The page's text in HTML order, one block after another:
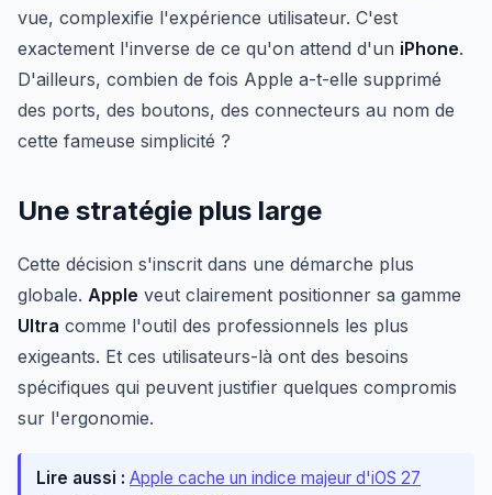
vue, complexifie l'expérience utilisateur. C'est
exactement l'inverse de ce qu'on attend d'un iPhone.
D'ailleurs, combien de fois Apple a-t-elle supprimé
des ports, des boutons, des connecteurs au nom de
cette fameuse simplicité ?
Une stratégie plus large
Cette décision s'inscrit dans une démarche plus
globale. Apple veut clairement positionner sa gamme
Ultra comme l'outil des professionnels les plus
exigeants. Et ces utilisateurs-là ont des besoins
spécifiques qui peuvent justifier quelques compromis
sur l'ergonomie.
Lire aussi : Apple cache un indice majeur d'iOS 27